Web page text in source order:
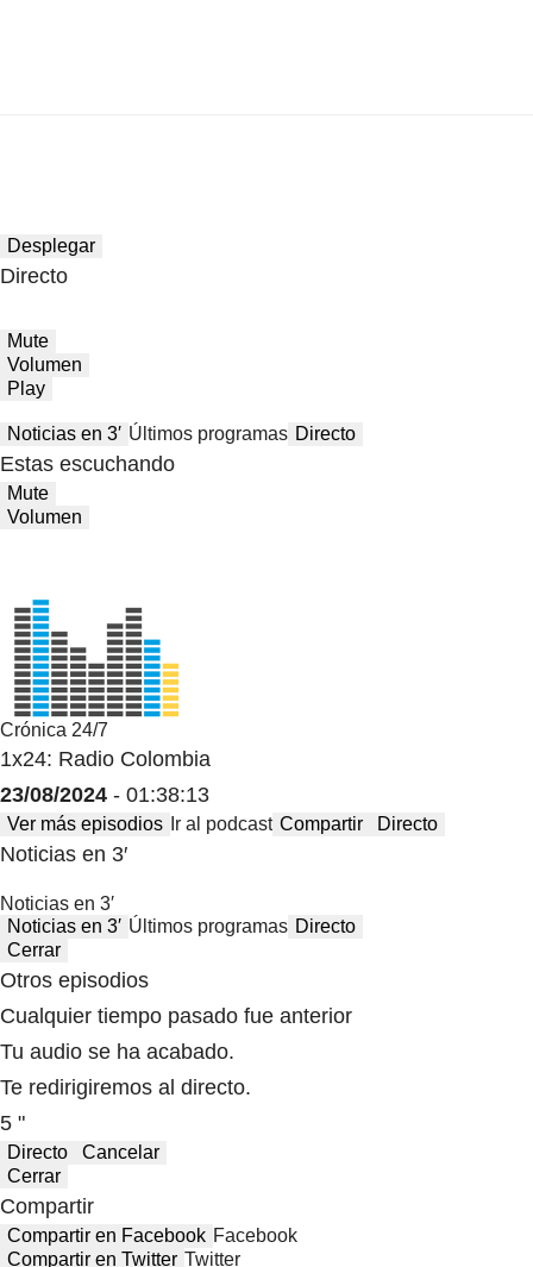
Desplegar
Directo
Mute
Volumen
Play
Noticias en 3′ Últimos programas Directo
Estas escuchando
Mute
Volumen
Crónica 24/7
1x24: Radio Colombia
23/08/2024 - 01:38:13
Ver más episodios Ir al podcast Compartir Directo
Noticias en 3′
Noticias en 3′
Noticias en 3′ Últimos programas Directo
Cerrar
Otros episodios
Cualquier tiempo pasado fue anterior
Tu audio se ha acabado.
Te redirigiremos al directo.
5 "
Directo
Cancelar
Cerrar
Compartir
Compartir en Facebook Facebook
Compartir en Twitter Twitter